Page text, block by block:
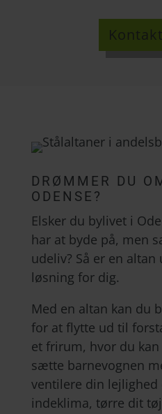
DRØMMER DU
ODENSE?
Elsker du bylivet i
har at byde på, men
udeliv? Så er en
løsning for dig.
Med en altan kan du
for at flytte ud til
et frirum, hvor du
sætte barnevognen
ventilere din lejlighed
indeklima, tørre dit